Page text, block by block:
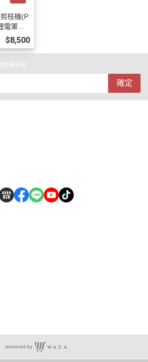
枝機(P
軍刀
$8,500
消電子報
確定